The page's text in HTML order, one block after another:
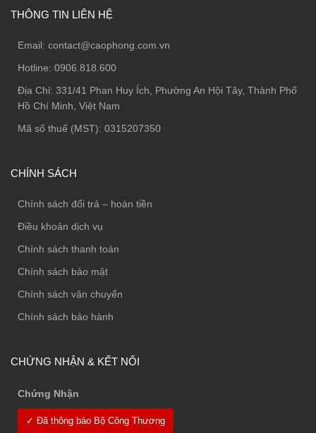
THÔNG TIN LIÊN HỆ
Email: contact@caophong.com.vn
Hotline: 0906.818.600
Địa Chỉ: 331/41 Phan Huy Ích, Phường An Hội Tây, Thành Phố
Hồ Chí Minh, Việt Nam
Mã số thuế (MST): 0315207350
CHÍNH SÁCH
Chính sách đổi trả – hoàn tiền
Điều khoản dịch vụ
Chính sách thanh toán
Chính sách bảo mật
Chính sách vận chuyển
Chính sách bảo hành
CHỨNG NHẬN & KẾT NỐI
Chứng Nhận
✓ Đã thông báo Bộ Công Thương